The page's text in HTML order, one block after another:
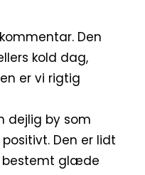
Den
kold dag,
er vi rigtig
dejlig by som
Den er lidt
bestemt glæde